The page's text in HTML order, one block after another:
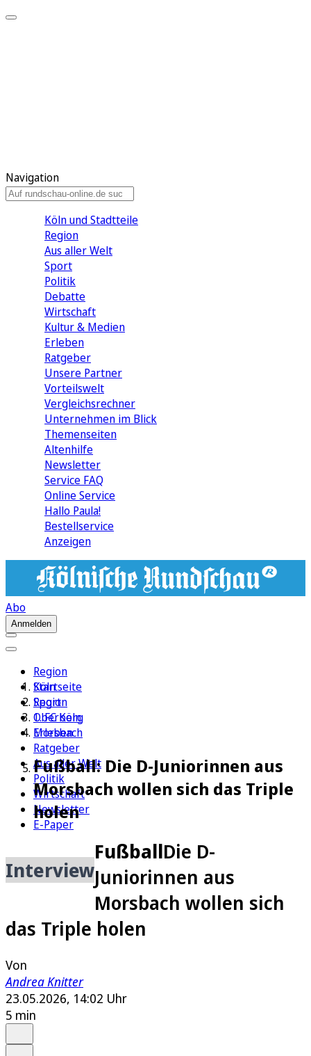
Navigation
Köln und Stadtteile
Region
Aus aller Welt
Sport
Politik
Debatte
Wirtschaft
Kultur & Medien
Erleben
Ratgeber
Unsere Partner
Vorteilswelt
Vergleichsrechner
Unternehmen im Blick
Themenseiten
Altenhilfe
Newsletter
Service FAQ
Online Service
Hallo Paula!
Bestellservice
Anzeigen
Abo
Anmelden
Region
Köln
Sport
1. FC Köln
Erleben
Ratgeber
Aus aller Welt
Politik
Wirtschaft
Newsletter
E-Paper
Startseite
Region
Oberberg
Morsbach
Fußball: Die D-Juniorinnen aus
Morsbach wollen sich das Triple
holen
Interview
FußballDie D-
Juniorinnen aus
Morsbach wollen sich
das Triple holen
Von
Andrea Knitter
23.05.2026, 14:02 Uhr
5 min